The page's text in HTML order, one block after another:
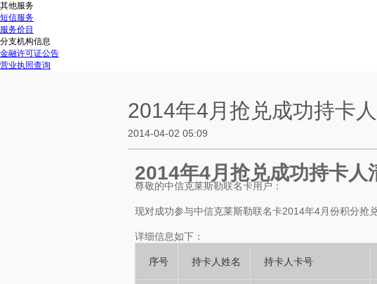
其他服务
短信服务
服务价目
分支机构信息
金融许可证公告
营业执照查询
2014年4月抢兑成功持卡
2014-04-02 05:09
2014年4月抢兑成功持卡人
尊敬的中信克莱斯勒联名卡用户：
现对成功参与中信克莱斯勒联名卡2014年4月份积分抢
详细信息如下：
序号 持卡人姓名 持卡人卡号